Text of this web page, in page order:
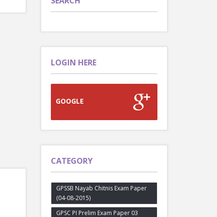
LOGIN HERE
GOOGLE
CATEGORY
GPSSB Nayab Chitnis Exam Paper
(04-08-2015)
GPSC PI Prelim Exam Paper 03